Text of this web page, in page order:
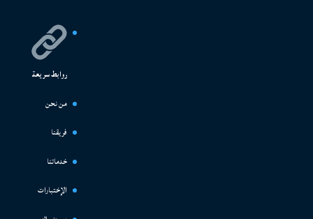
روابط سريعة
من نحن
فريقنا
خدماتنا
الإختبارات